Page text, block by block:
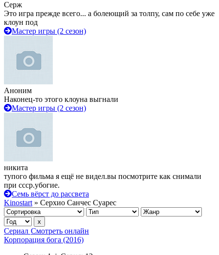
Серж
Это игра прежде всего... а болеющий за толпу, сам по себе уже
клоун под
Мастер игры (2 сезон)
Аноним
Наконец-то этого клоуна выгнали
Мастер игры (2 сезон)
никита
тупого фильма я ещё не видел.вы посмотрите как снимали
при ссср.убогие.
Семь вёрст до рассвета
Kinostart » Серхио Санчес Суарес
Сериал Смотреть онлайн
Корпорация бога (2016)